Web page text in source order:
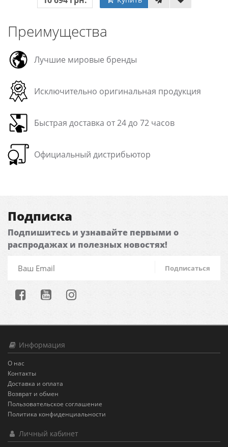
Преимущества
Лучшие мировые бренды
Исключительно оригинальная продукция
Быстрая доставка от 24 до 72 часов
Официальный дистрибьютор
Подписка
Подпишитесь и узнавайте первыми о
распродажах и полезных новостях!
Подписаться
Информация
О нас
Контакты
Доставка и оплата
Возврат и обмен
Пользовательское соглашение
Политика конфиденциальности
Личный кабинет